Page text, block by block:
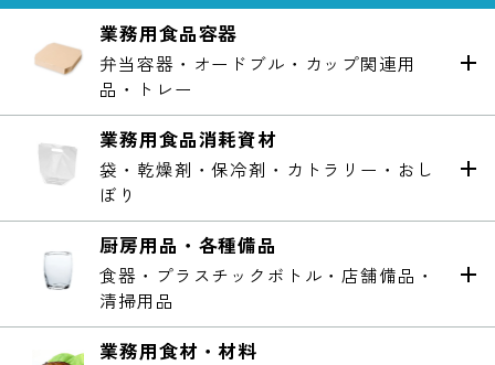
業務用食品容器
弁当容器・オードブル・カップ関連用
品・トレー
業務用食品消耗資材
袋・乾燥剤・保冷剤・カトラリー・おし
ぼり
厨房用品・各種備品
食器・プラスチックボトル・店舗備品・
清掃用品
業務用食材・材料